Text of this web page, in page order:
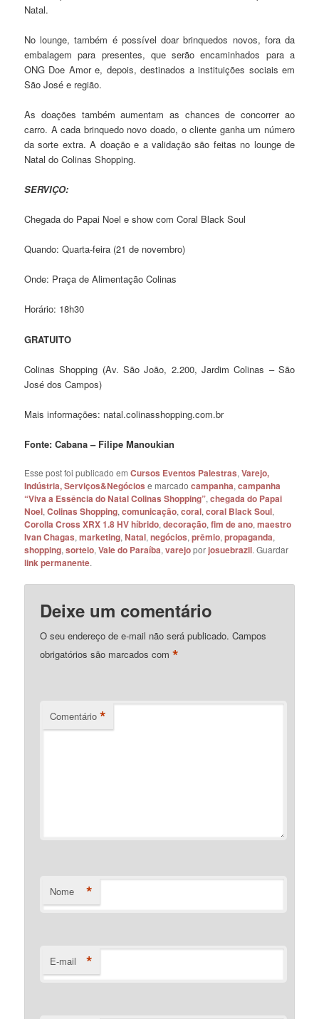
Natal.
No lounge, também é possível doar brinquedos novos, fora da
embalagem para presentes, que serão encaminhados para a
ONG Doe Amor e, depois, destinados a instituições sociais em
São José e região.
As doações também aumentam as chances de concorrer ao
carro. A cada brinquedo novo doado, o cliente ganha um número
da sorte extra. A doação e a validação são feitas no lounge de
Natal do Colinas Shopping.
SERVIÇO:
Chegada do Papai Noel e show com Coral Black Soul
Quando: Quarta-feira (21 de novembro)
Onde: Praça de Alimentação Colinas
Horário: 18h30
GRATUITO
Colinas Shopping (Av. São João, 2.200, Jardim Colinas – São
José dos Campos)
Mais informações: natal.colinasshopping.com.br
Fonte: Cabana – Filipe Manoukian
Esse post foi publicado emCursos Eventos Palestras,Varejo,
Indústria, Serviços&Negócios e marcadocampanha,campanha
“Viva a Essência do Natal Colinas Shopping”,chegada do Papai
Noel,Colinas Shopping,comunicação,coral,coral Black Soul,
Corolla Cross XRX 1.8 HV híbrido,decoração,fim de ano,maestro
Ivan Chagas,marketing,Natal,negócios,prêmio,propaganda,
shopping,sorteio,Vale do Paraíba,varejoporjosuebrazil. Guardar
link permanente.
Deixe um comentário
O seu endereço de e-mail não será publicado. Campos
obrigatórios são marcados com*
Comentário *
Nome *
E-mail *